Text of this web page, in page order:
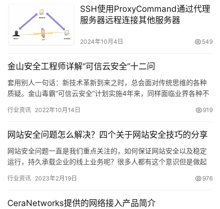
SSH使用ProxyCommand通过代理
服务器远程连接其他服务器
2024年10月4日 549
金山安全工程师详解“可信云安全”十二问
套用别人一句话：新技术革新到来之时，总会面对传统思维的各种
质疑。金山毒霸“可信云安全”计划实施4年来，同样面临业界各种不
来…
行业资讯 2022年10月14日 919
网站安全问题怎么解决？四个关于网站安全技巧的分享
网站安全问题一直是我们重点关注的，如何保证网站安全以及稳定
运行，持久承载企业的线上业务呢？很多人都有这个意识但是做起
天分享…
行业资讯 2023年2月19日 976
CeraNetworks提供的网络接入产品简介